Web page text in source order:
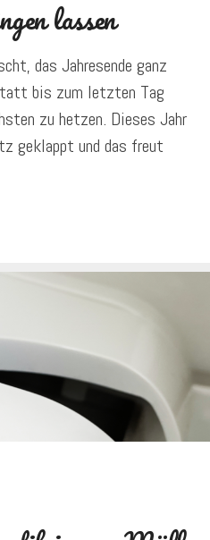
lassen
das Jahresende ganz
bis zum letzten Tag
zu hetzen. Dieses Jahr
geklappt und das freut